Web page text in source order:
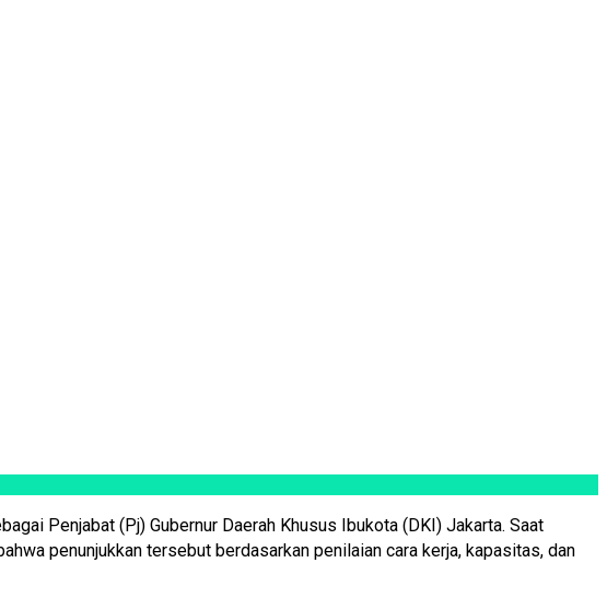
Penjabat (Pj) Gubernur Daerah Khusus Ibukota (DKI) Jakarta. Saat
penunjukkan tersebut berdasarkan penilaian cara kerja, kapasitas, dan